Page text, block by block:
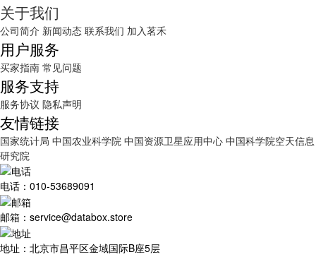
关于我们
公司简介 新闻动态 联系我们 加入茗禾
用户服务
买家指南 常见问题
服务支持
服务协议 隐私声明
友情链接
国家统计局 中国农业科学院 中国资源卫星应用中心 中国科学院空天信息
研究院
电话：010-53689091
邮箱：service@databox.store
地址：北京市昌平区金域国际B座5层